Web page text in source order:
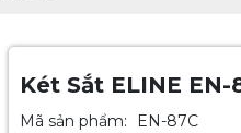
Két Sắt ELINE EN-
Mã sản phẩm:
EN-87C